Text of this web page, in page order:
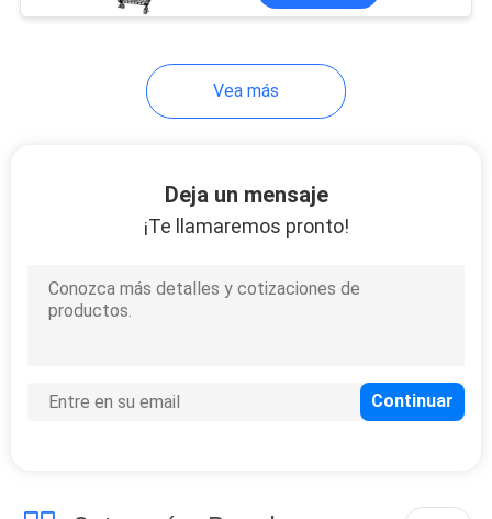
Estantería Inclinada
palmo ancho
Vea más
Deja un mensaje
¡Te llamaremos pronto!